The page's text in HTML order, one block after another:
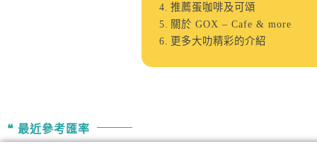
推薦蛋咖啡及可頌
關於 GOX – Cafe & more
更多大叻精彩的介紹
最近參考匯率